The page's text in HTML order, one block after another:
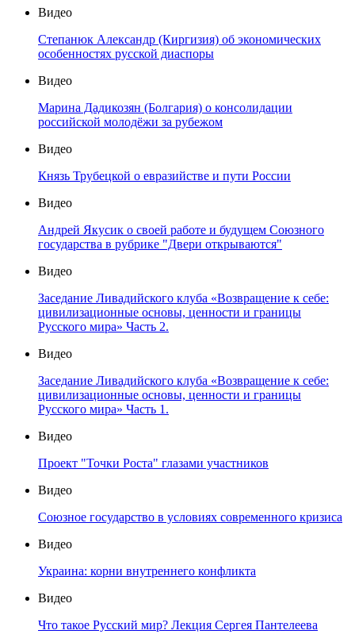
Видео
Степанюк Александр (Киргизия) об экономических
особенностях русской диаспоры
Видео
Марина Дадикозян (Болгария) о консолидации
российской молодёжи за рубежом
Видео
Князь Трубецкой о евразийстве и пути России
Видео
Андрей Якусик о своей работе и будущем Союзного
государства в рубрике "Двери открываются"
Видео
Заседание Ливадийского клуба «Возвращение к себе:
цивилизационные основы, ценности и границы
Русского мира» Часть 2.
Видео
Заседание Ливадийского клуба «Возвращение к себе:
цивилизационные основы, ценности и границы
Русского мира» Часть 1.
Видео
Проект "Точки Роста" глазами участников
Видео
Союзное государство в условиях современного кризиса
Видео
Украина: корни внутреннего конфликта
Видео
Что такое Русский мир? Лекция Сергея Пантелеева